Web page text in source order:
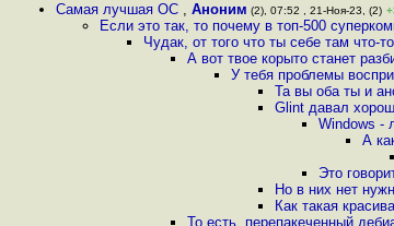
Самая лучшая ОС , Аноним (2), 07:52 , 21-Ноя-23, (2)
Если это так, то почему в топ-500
Чудак, от того что ты себе там что-
А вот твое корыто станет
У тебя проблемы
Та вы оба ты и
Glint давал
Windows -
А
Это
Но в них нет
Как такая
То есть, перепакеченный